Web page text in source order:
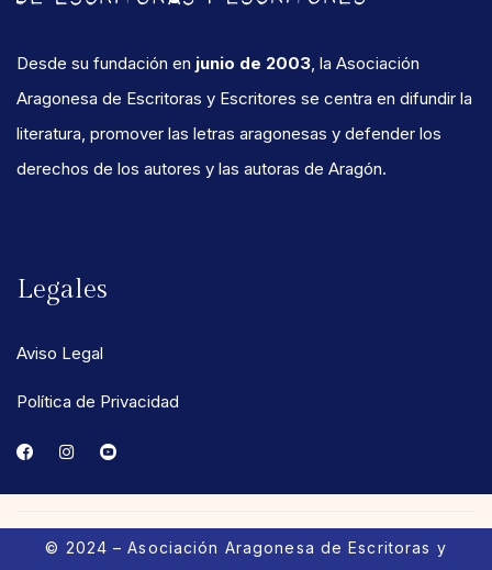
Desde su fundación en junio de 2003, la Asociación
Aragonesa de Escritoras y Escritores se centra en difundir la
literatura, promover las letras aragonesas y defender los
derechos de los autores y las autoras de Aragón.
Legales
Aviso Legal
Política de Privacidad
© 2024 – Asociación Aragonesa de Escritoras y